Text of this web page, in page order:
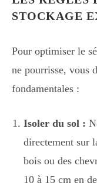
STOCKAGE
Pour optimiser le
ne pourrisse, vous
fondamentales :
Isoler du sol :
directement sur
bois ou des
10 à 15 cm en